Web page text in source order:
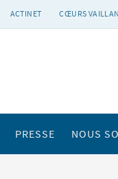
ACTINET CŒURS
PRESSE NOUS